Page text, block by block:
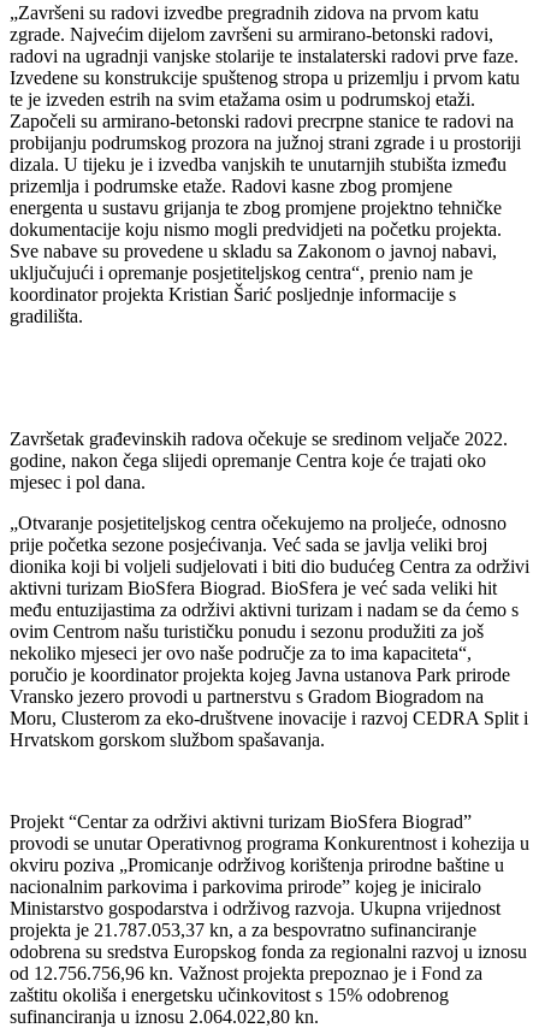
„Završeni su radovi izvedbe pregradnih zidova na prvom katu
zgrade. Najvećim dijelom završeni su armirano-betonski radovi,
radovi na ugradnji vanjske stolarije te instalaterski radovi prve faze.
Izvedene su konstrukcije spuštenog stropa u prizemlju i prvom katu
te je izveden estrih na svim etažama osim u podrumskoj etaži.
Započeli su armirano-betonski radovi precrpne stanice te radovi na
probijanju podrumskog prozora na južnoj strani zgrade i u prostoriji
dizala. U tijeku je i izvedba vanjskih te unutarnjih stubišta između
prizemlja i podrumske etaže. Radovi kasne zbog promjene
energenta u sustavu grijanja te zbog promjene projektno tehničke
dokumentacije koju nismo mogli predvidjeti na početku projekta.
Sve nabave su provedene u skladu sa Zakonom o javnoj nabavi,
uključujući i opremanje posjetiteljskog centra“, prenio nam je
koordinator projekta Kristian Šarić posljednje informacije s
gradilišta.
Završetak građevinskih radova očekuje se sredinom veljače 2022.
godine, nakon čega slijedi opremanje Centra koje će trajati oko
mjesec i pol dana.
„Otvaranje posjetiteljskog centra očekujemo na proljeće, odnosno
prije početka sezone posjećivanja. Već sada se javlja veliki broj
dionika koji bi voljeli sudjelovati i biti dio budućeg Centra za održivi
aktivni turizam BioSfera Biograd. BioSfera je već sada veliki hit
među entuzijastima za održivi aktivni turizam i nadam se da ćemo s
ovim Centrom našu turističku ponudu i sezonu produžiti za još
nekoliko mjeseci jer ovo naše područje za to ima kapaciteta“,
poručio je koordinator projekta kojeg Javna ustanova Park prirode
Vransko jezero provodi u partnerstvu s Gradom Biogradom na
Moru, Clusterom za eko-društvene inovacije i razvoj CEDRA Split i
Hrvatskom gorskom službom spašavanja.
Projekt “Centar za održivi aktivni turizam BioSfera Biograd”
provodi se unutar Operativnog programa Konkurentnost i kohezija u
okviru poziva „Promicanje održivog korištenja prirodne baštine u
nacionalnim parkovima i parkovima prirode” kojeg je iniciralo
Ministarstvo gospodarstva i održivog razvoja. Ukupna vrijednost
projekta je 21.787.053,37 kn, a za bespovratno sufinanciranje
odobrena su sredstva Europskog fonda za regionalni razvoj u iznosu
od 12.756.756,96 kn. Važnost projekta prepoznao je i Fond za
zaštitu okoliša i energetsku učinkovitost s 15% odobrenog
sufinanciranja u iznosu 2.064.022,80 kn.